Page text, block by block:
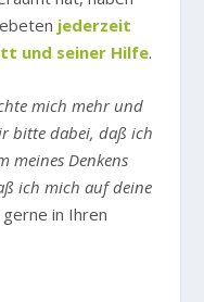
jederzeit
und seiner Hilfe.
mich mehr und
bitte dabei, daß ich
meines Denkens
ich mich auf deine
in Ihren